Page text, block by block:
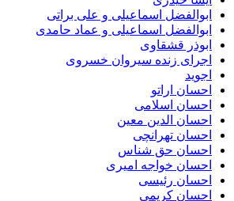
ابوالفضل اسماعیلی و علی براتی
ابوالفضل اسماعیلی و عماد حامدی
ابوذر قشقاوی
اجرای زنده سیروان خسروی
اجوید
احسان اراتو
احسان اسلامی
احسان الدین معین
احسان تهرانچی
احسان حق شناس
احسان خواجه امیری
احسان رئیسی
احسان کریمی